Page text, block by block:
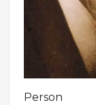
Person